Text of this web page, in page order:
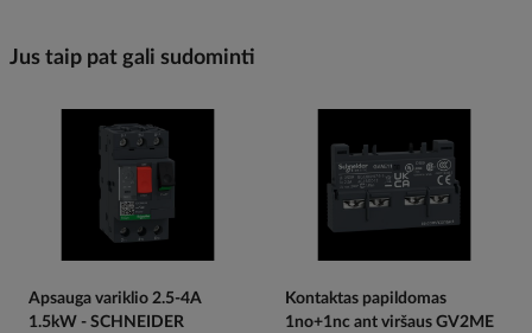
Jus taip pat gali sudominti
Apsauga variklio 2.5-4A
1.5kW - SCHNEIDER
Kontaktas papildomas
1no+1nc ant viršaus GV2ME